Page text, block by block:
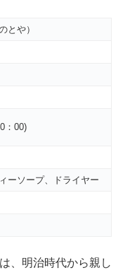
とや）
：00)
ーソープ、ドライヤー
、明治時代から親し